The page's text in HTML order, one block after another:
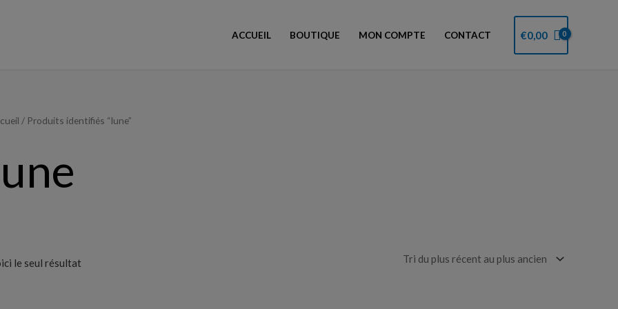
ACCUEIL BOUTIQUE MON COMPTE CONTACT €0,00
/ Produits identifiés “lune”
le seul résultat